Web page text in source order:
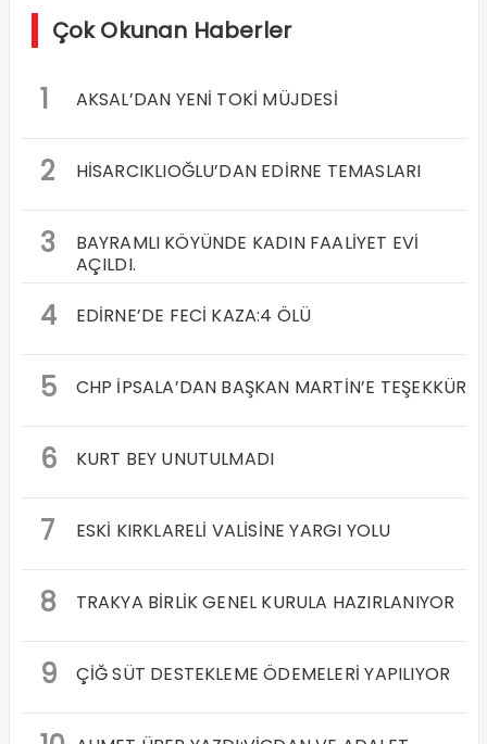
Çok Okunan Haberler
1 AKSAL’DAN YENİ TOKİ MÜJDESİ
2 HİSARCIKLIOĞLU’DAN EDİRNE TEMASLARI
3
BAYRAMLI KÖYÜNDE KADIN FAALİYET EVİ
AÇILDI.
4 EDİRNE’DE FECİ KAZA:4 ÖLÜ
5 CHP İPSALA’DAN BAŞKAN MARTİN’E TEŞEKKÜR
6 KURT BEY UNUTULMADI
7 ESKİ KIRKLARELİ VALİSİNE YARGI YOLU
8 TRAKYA BİRLİK GENEL KURULA HAZIRLANIYOR
9 ÇİĞ SÜT DESTEKLEME ÖDEMELERİ YAPILIYOR